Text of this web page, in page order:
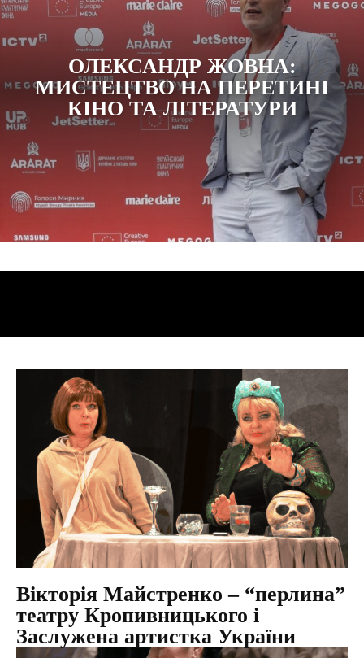
ОЛЕКСАНДР ЖОВНА:
МИСТЕЦТВО НА ПЕРЕТИНІ
КІНО ТА ЛІТЕРАТУРИ
Вікторія Майстренко – “перлина”
театру Кропивницького і
Заслужена артистка України